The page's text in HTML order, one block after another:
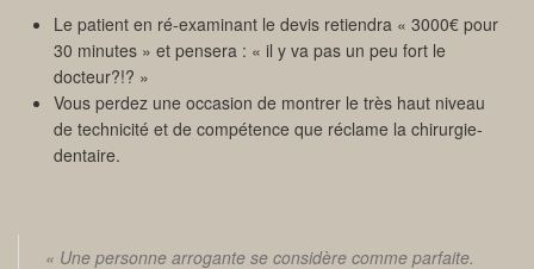
Le patient en ré-examinant le devis retiendra « 3000€ pour
30 minutes » et pensera : « il y va pas un peu fort le
docteur?!? »
Vous perdez une occasion de montrer le très haut niveau
de technicité et de compétence que réclame la chirurgie-
dentaire.
« Une personne arrogante se considère comme parfaite.